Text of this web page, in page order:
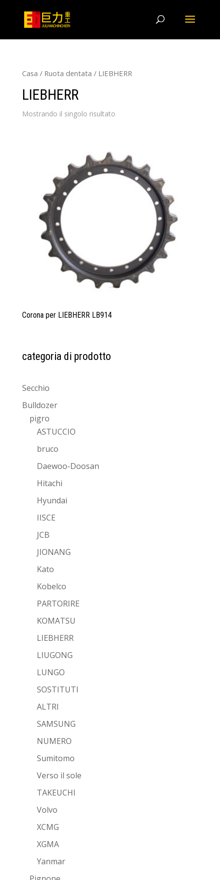
Casa / Ruota dentata / LIEBHERR
LIEBHERR
Mostrando il singolo risultato
Corona per LIEBHERR LB914
categoria di prodotto
Secchio
Bulldozer
pigro
ASTUCCIO
bruco
Daewoo-Doosan
Hitachi
Hyundai
IISCE
JCB
JIONANG
Kato
Kobelco
PARTORIRE
KOMATSU
LIEBHERR
LIUGONG
LUNGO
SOSTITUTI
ALTRI
SAMSUNG
NUMERO
Sumitomo
Verso il sole
TAKEUCHI
Volvo
XCMG
XGMA
Yanmar